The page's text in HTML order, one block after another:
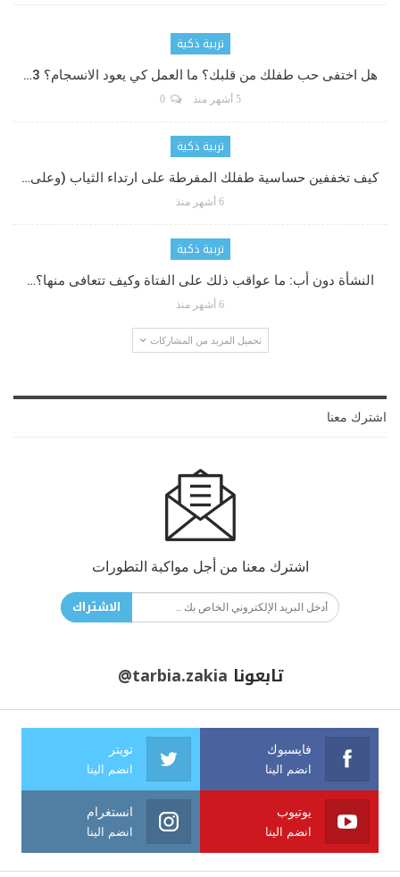
تربية ذكية
هل اختفى حب طفلك من قلبك؟ ما العمل كي يعود الانسجام؟ 3…
5 أشهر منذ 0
تربية ذكية
كيف تخففين حساسية طفلك المفرطة على ارتداء الثياب (وعلى…
6 أشهر منذ
تربية ذكية
النشأة دون أب: ما عواقب ذلك على الفتاة وكيف تتعافى منها؟…
6 أشهر منذ
تحميل المزيد من المشاركات
اشترك معنا
اشترك معنا من أجل مواكبة التطورات
الاشتراك
تابعونا @tarbia.zakia
فايسبوك
انضم الينا
تويتر
انضم الينا
يوتيوب
انضم الينا
انستغرام
انضم الينا